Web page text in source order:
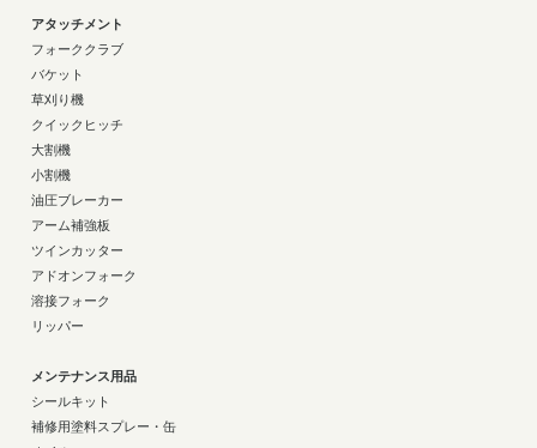
アタッチメント
フォーククラブ
バケット
草刈り機
クイックヒッチ
大割機
小割機
油圧ブレーカー
アーム補強板
ツインカッター
アドオンフォーク
溶接フォーク
リッパー
メンテナンス用品
シールキット
補修用塗料スプレー・缶